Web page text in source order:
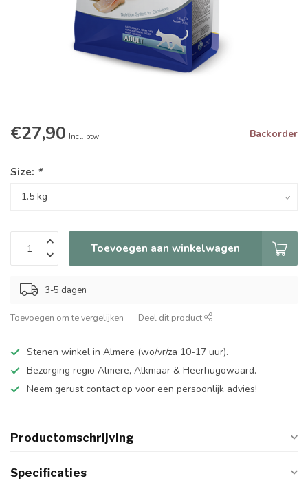
€27,90 Incl. btw Backorder
Size: *
Toevoegen aan winkelwagen
3-5 dagen
Toevoegen om te vergelijken Deel dit product
Stenen winkel in Almere (wo/vr/za 10-17 uur).
Bezorging regio Almere, Alkmaar & Heerhugowaard.
Neem gerust contact op voor een persoonlijk advies!
Productomschrijving
Specificaties